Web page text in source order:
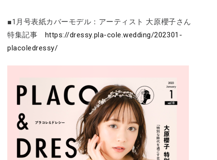
■1月号表紙カバーモデル：アーティスト 大原櫻子さん
特集記事 https://dressy.pla-cole.wedding/202301-
placoledressy/